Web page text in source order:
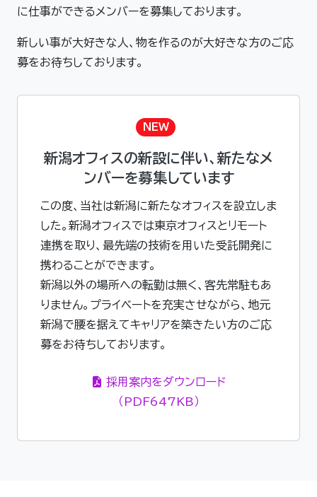
に仕事ができるメンバーを募集しております。
新しい事が大好きな人、物を作るのが大好きな方のご応
募をお待ちしております。
NEW
新潟オフィスの新設に伴い、新たなメ
ンバーを募集しています
この度、当社は新潟に新たなオフィスを設立しま
した。新潟オフィスでは東京オフィスとリモート
連携を取り、最先端の技術を用いた受託開発に
携わることができます。
新潟以外の場所への転勤は無く、客先常駐もあ
りません。プライベートを充実させながら、地元
新潟で腰を据えてキャリアを築きたい方のご応
募をお待ちしております。
採用案内をダウンロード
（PDF647KB）